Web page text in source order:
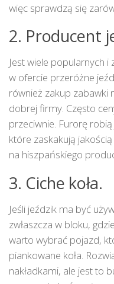
więc sprawdzą się
2. Producent
Jest wiele popularnych
w ofercie przeróżne
również zakup zabawki
dobrej firmy. Często
przeciwnie. Furorę
które zaskakują
na hiszpańskiego
3. Ciche koła.
Jeśli jeździk ma być
zwłaszcza w bloku,
warto wybrać pojazd,
piankowane koła.
nakładkami, ale jest to